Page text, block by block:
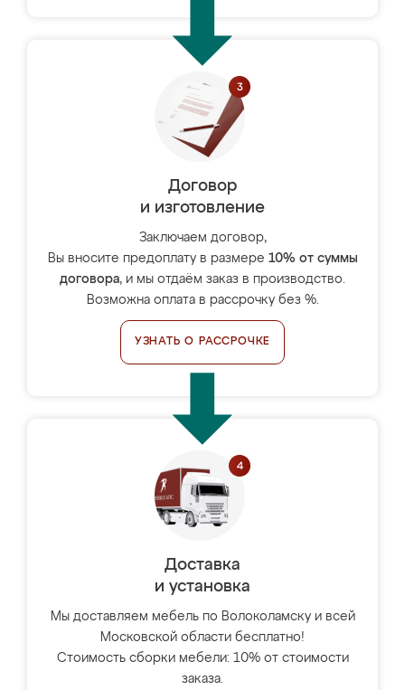
Договор
и изготовление
Заключаем договор,
Вы вносите предоплату в размере 10% от суммы
договора, и мы отдаём заказ в производство.
Возможна оплата в рассрочку без %.
УЗНАТЬ О РАССРОЧКЕ
Доставка
и установка
Мы доставляем мебель по Волоколамску и всей
Московской области бесплатно!
Стоимость сборки мебели: 10% от стоимости
заказа.